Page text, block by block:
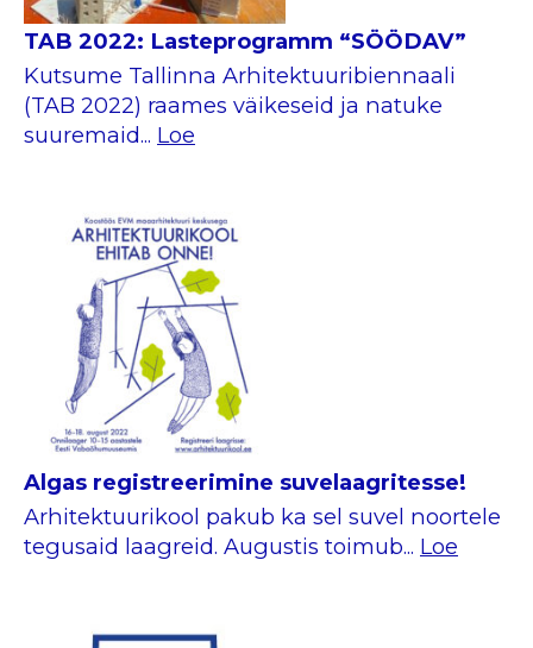
TAB 2022: Lasteprogramm “SÖÖDAV”
Kutsume Tallinna Arhitektuuribiennaali
(TAB 2022) raames väikeseid ja natuke
suuremaid... Loe
Algas registreerimine suvelaagritesse!
Arhitektuurikool pakub ka sel suvel noortele
tegusaid laagreid. Augustis toimub... Loe